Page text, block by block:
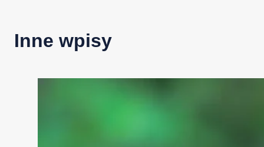
Inne wpisy